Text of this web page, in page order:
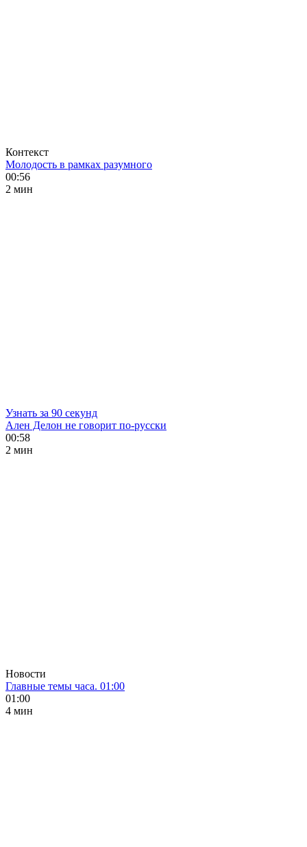
Контекст
Молодость в рамках разумного
00:56
2 мин
Узнать за 90 секунд
Ален Делон не говорит по-русски
00:58
2 мин
Новости
Главные темы часа. 01:00
01:00
4 мин